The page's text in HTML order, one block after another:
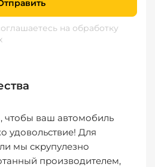
на обработку
чтобы ваш автомобиль
удовольствие! Для
мы скрупулезно
производителем,